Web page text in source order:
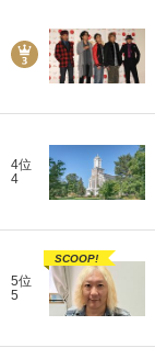
4位
4
5位
5
SCOOP!